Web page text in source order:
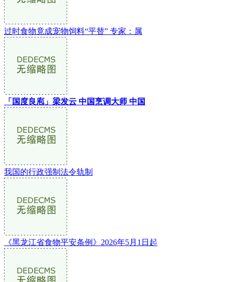
过时食物竟成宠物饲料“平替” 专家：属
「国度良庖」梁发云 中国烹调大师 中国
我国的行政强制法令轨制
《黑龙江省食物平安条例》2026年5月1日起